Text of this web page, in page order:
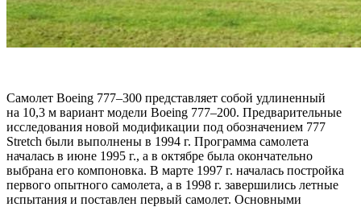
Самолет Boeing 777–300 представляет собой удлиненный
на 10,3 м вариант модели Boeing 777–200. Предварительные
исследования новой модификации под обозначением 777
Stretch были выполнены в 1994 г. Программа самолета
началась в июне 1995 г., а в октябре была окончательно
выбрана его компоновка. В марте 1997 г. началась постройка
первого опытного самолета, а в 1998 г. завершились летные
испытания и поставлен первый самолет. Основными